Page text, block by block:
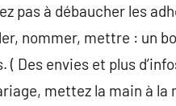
pas à débaucher les
nommer, mettre : un
envies et plus
mettez la main à